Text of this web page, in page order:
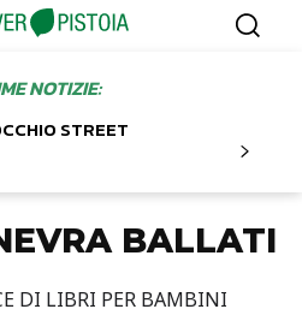
NOTIZIE:
STREET
BALLATI
DI LIBRI PER BAMBINI